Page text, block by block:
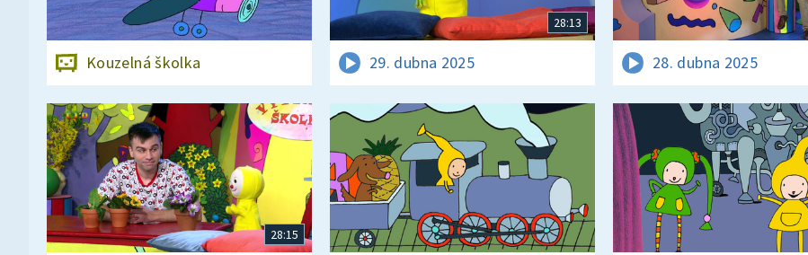
Kouzelná školka
28:13
29. dubna 2025 28. dubna 2025
28:15